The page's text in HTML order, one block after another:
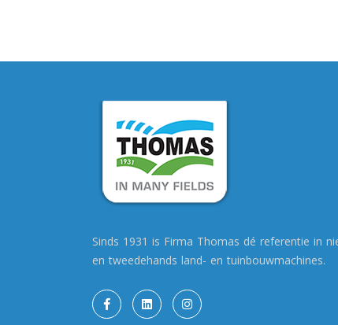
Sinds 1931 is Firma Thomas dé referentie in
en tweedehands land- en tuinbouwmachines.